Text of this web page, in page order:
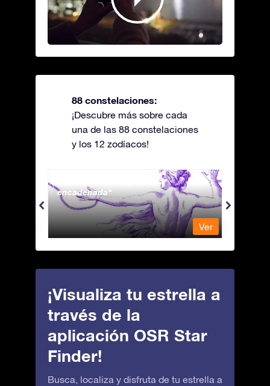
88 constelaciones:
¡Descubre más sobre cada
una de las 88 constelaciones
y los 12 zodíacos!
Andromeda - La princesa
encadenada
Ver
¡Visualiza tu estrella a
través de la
aplicación OSR Star
Finder!
Busca, localiza y disfruta de tu estrella a